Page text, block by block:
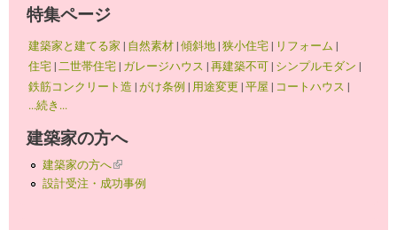
特集ページ
建築家と建てる家 | 自然素材|傾斜地|狭小住宅| リフォーム |
住宅|二世帯住宅| ガレージハウス |再建築不可| シンプルモダン |
鉄筋コンクリート造 |がけ条例 | 用途変更 |平屋 | コートハウス |
...続き...
建築家の方へ
建築家の方へ(link is external)
設計受注・成功事例